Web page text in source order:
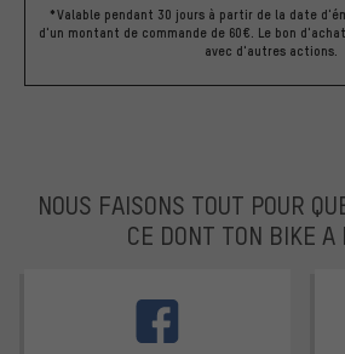
*Valable pendant 30 jours à partir de la date
d'un montant de commande de 60€. Le bon
avec d'autres actions.
NOUS FAISONS TOUT POUR
CE DONT TON BIKE A